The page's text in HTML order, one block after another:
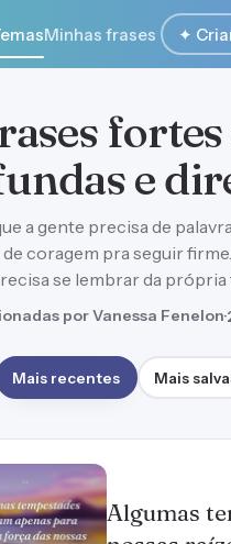
Minhas frases ✦
e
a gente precisa de
coragem pra seguir
se lembrar da própria
por Vanessa Fenelon·
Mais recentes Mais
Algumas